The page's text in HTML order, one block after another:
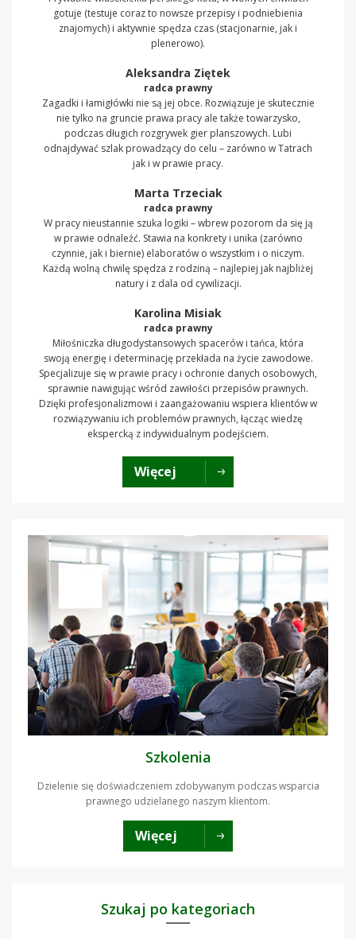
gotuje (testuje coraz to nowsze przepisy i podniebienia
znajomych) i aktywnie spędza czas (stacjonarnie, jak i
plenerowo).
Aleksandra Ziętek
radca prawny
Zagadki i łamigłówki nie są jej obce. Rozwiązuje je skutecznie
nie tylko na gruncie prawa pracy ale także towarzysko,
podczas długich rozgrywek gier planszowych. Lubi
odnajdywać szlak prowadzący do celu – zarówno w Tatrach
jak i w prawie pracy.
Marta Trzeciak
radca prawny
W pracy nieustannie szuka logiki – wbrew pozorom da się ją
w prawie odnaleźć. Stawia na konkrety i unika (zarówno
czynnie, jak i biernie) elaboratów o wszystkim i o niczym.
Każdą wolną chwilę spędza z rodziną – najlepiej jak najbliżej
natury i z dala od cywilizacji.
Karolina Misiak
radca prawny
Miłośniczka długodystansowych spacerów i tańca, która
swoją energię i determinację przekłada na życie zawodowe.
Specjalizuje się w prawie pracy i ochronie danych osobowych,
sprawnie nawigując wśród zawiłości przepisów prawnych.
Dzięki profesjonalizmowi i zaangażowaniu wspiera klientów w
rozwiązywaniu ich problemów prawnych, łącząc wiedzę
ekspercką z indywidualnym podejściem.
Więcej
Szkolenia
Dzielenie się doświadczeniem zdobywanym podczas wsparcia
prawnego udzielanego naszym klientom.
Więcej
Szukaj po kategoriach